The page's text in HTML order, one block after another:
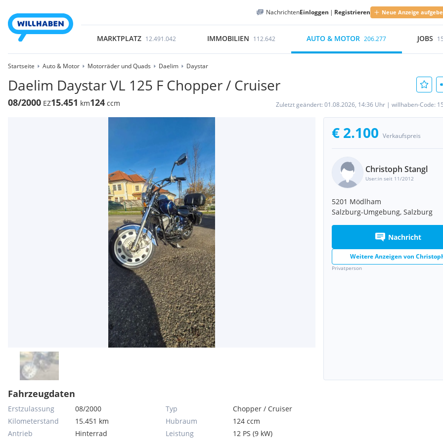
NachrichtenEinloggen | Registrieren Neue Anzeige
MARKTPLATZ 12.491.042 IMMOBILIEN 112.642 AUTO & MOTOR 206.277 JOBS
Startseite Auto & Motor Motorräder und Quads Daelim Daystar
Daelim Daystar VL 125 F Chopper / Cruiser
08/2000 EZ15.451 km124 ccm Zuletzt geändert: 01.08.2026, 14:36 Uhr | willhaben-Code:
€ 2.100 Verkaufspreis
Christoph Stangl
User:in seit 11/2012
5201 Mödlham
Salzburg-Umgebung, Salzburg
Nachricht
Weitere Anzeigen von
Privatperson
Fahrzeugdaten
Erstzulassung
08/2000
Kilometerstand
15.451 km
Antrieb
Hinterrad
Typ
Chopper / Cruiser
Hubraum
124 ccm
Leistung
12 PS (9 kW)